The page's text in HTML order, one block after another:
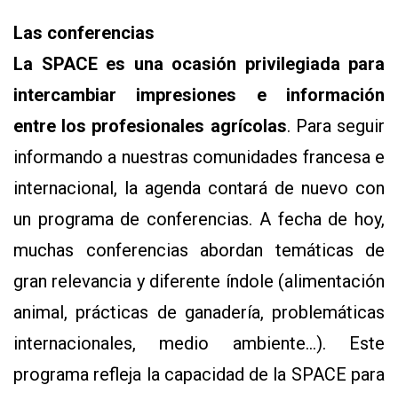
Las conferencias
La SPACE es una ocasión privilegiada para
intercambiar impresiones e información
entre los profesionales agrícolas. Para seguir
informando a nuestras comunidades francesa e
internacional, la agenda contará de nuevo con
un programa de conferencias. A fecha de hoy,
muchas conferencias abordan temáticas de
gran relevancia y diferente índole (alimentación
animal, prácticas de ganadería, problemáticas
internacionales, medio ambiente...). Este
programa refleja la capacidad de la SPACE para